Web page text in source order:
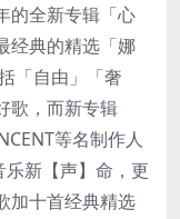
的全新专辑「心
经典的精选「娜
「自由」「奢
歌，而新专辑
等名制作人
新【声】命，更
加十首经典精选